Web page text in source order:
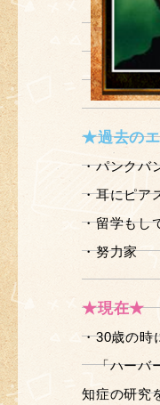
★過去の
・パンクバ
・耳にピア
・留学もし
・努力家
★現在★
・30歳の時
「ハーバー
知症の研究